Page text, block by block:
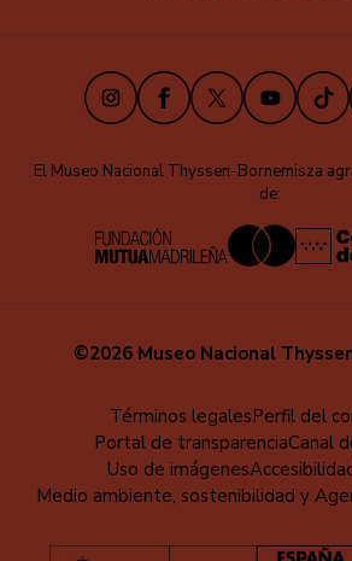
InstagramFacebook
X Youtube
El Museo Nacional Thyssen-Bornemisza
de:
©2026 Museo Nacional
pie
Términos legalesPerfil del
Portal de transparenciaCanal
Uso de imágenes
Medio ambiente, sostenibilidad y